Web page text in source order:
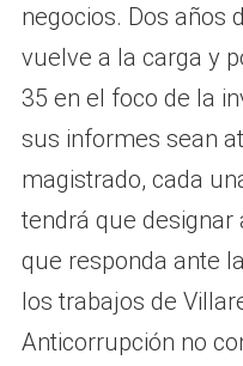
negocios. Dos años
vuelve a la carga y
35 en el foco de la
sus informes sean
magistrado, cada
tendrá que designar
que responda ante
los trabajos de
Anticorrupción no